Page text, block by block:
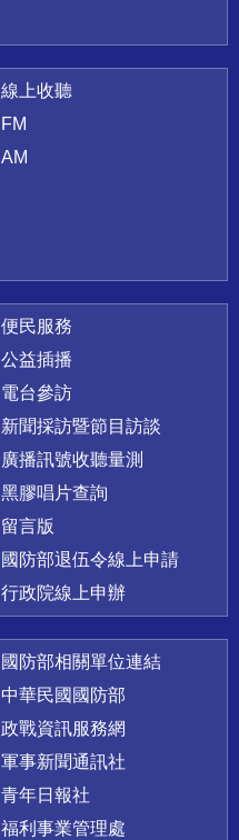
線上收聽
FM
AM
便民服務
公益插播
電台參訪
新聞採訪暨節目訪談
廣播訊號收聽量測
黑膠唱片查詢
留言版
國防部退伍令線上申請
行政院線上申辦
國防部相關單位連結
中華民國國防部
政戰資訊服務網
軍事新聞通訊社
青年日報社
福利事業管理處